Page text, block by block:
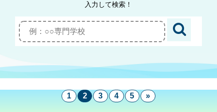
入力して検索！
1 2 3 4 5 »